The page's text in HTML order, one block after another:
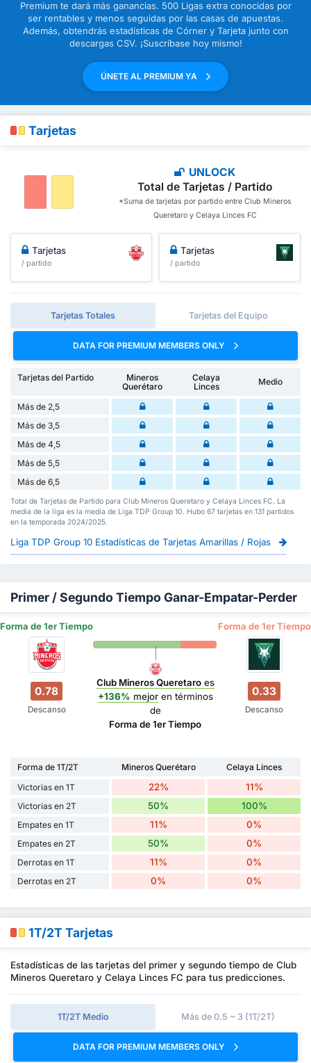
Premium te dará más ganancias. 500 Ligas extra conocidas por
ser rentables y menos seguidas por las casas de apuestas.
Además, obtendrás estadísticas de Córner y Tarjeta junto con
descargas CSV. ¡Suscríbase hoy mismo!
ÚNETE AL PREMIUM YA
Tarjetas
UNLOCK
Total de Tarjetas / Partido
*Suma de tarjetas por partido entre Club Mineros
Queretaro y Celaya Linces FC
Tarjetas
/ partido
Tarjetas
/ partido
Tarjetas Totales Tarjetas del Equipo
DATA FOR PREMIUM MEMBERS ONLY
Tarjetas del Partido
Mineros
Querétaro
Celaya
Linces
Medio
Más de 2,5
Más de 3,5
Más de 4,5
Más de 5,5
Más de 6,5
Total de Tarjetas de Partido para Club Mineros Queretaro y Celaya Linces FC. La
media de la liga es la media de Liga TDP Group 10. Hubo 67 tarjetas en 131 partidos
en la temporada 2024/2025.
Liga TDP Group 10 Estadísticas de Tarjetas Amarillas / Rojas
Primer / Segundo Tiempo Ganar-Empatar-Perder
Forma de 1er Tiempo Forma de 1er Tiempo
0.78
Descanso
Club Mineros Queretaroes
+136% mejoren términos
de
Forma de 1er Tiempo
0.33
Descanso
Forma de 1T/2T Mineros Querétaro
Celaya Linces
Victorias en 1T
22% 11%
Victorias en 2T 50% 100%
Empates en 1T 11% 0%
Empates en 2T 50% 0%
Derrotas en 1T 11% 0%
Derrotas en 2T 0% 0%
1T/2T Tarjetas
Estadísticas de las tarjetas del primer y segundo tiempo de Club
Mineros Queretaro y Celaya Linces FC para tus predicciones.
1T/2T Medio Más de 0.5 ~ 3 (1T/2T)
DATA FOR PREMIUM MEMBERS ONLY